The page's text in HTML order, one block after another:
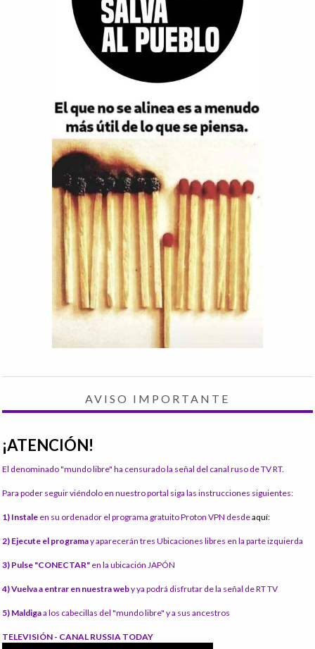
AVISO IMPORTANTE
¡ATENCIÓN!
El denominado "mundo libre" ha censurado la señal del canal ruso de TV RT.
Para poder seguir viéndolo en nuestro portal siga las instrucciones siguientes:
1) Instale en su ordenador el programa gratuito Proton VPN desdeaquí:
2) Ejecute el programay aparecerán tres Ubicaciones libres en la parte izquierda
3) Pulse "CONECTAR" en la ubicación JAPÓN
4) Vuelva a entrar en nuestra weby ya podrá disfrutar de la señal de RT TV
5) Maldigaa los cabecillas del "mundo libre" y a sus ancestros
TELEVISIÓN - CANAL RUSSIA TODAY